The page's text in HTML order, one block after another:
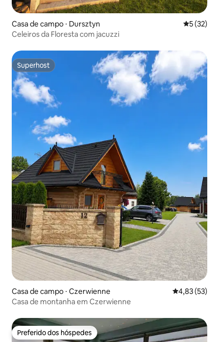
Casa de campo ⋅ Dursztyn 5 de uma
5 (32)
Celeiros da Floresta com jacuzzi
Superhost
Superhost
Casa de campo ⋅ Czerwienne 4,83 de uma
4,83 (53)
Casa de montanha em Czerwienne
Preferido dos hóspedes
Preferido dos hóspedes